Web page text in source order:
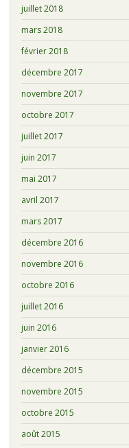
juillet 2018
mars 2018
février 2018
décembre 2017
novembre 2017
octobre 2017
juillet 2017
juin 2017
mai 2017
avril 2017
mars 2017
décembre 2016
novembre 2016
octobre 2016
juillet 2016
juin 2016
janvier 2016
décembre 2015
novembre 2015
octobre 2015
août 2015